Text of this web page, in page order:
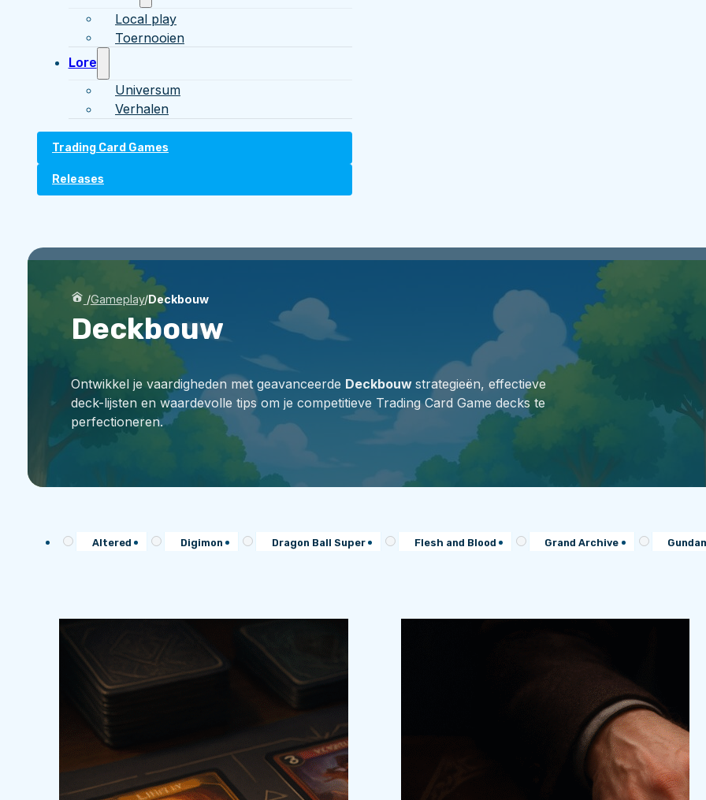
Local play
Toernooien
Lore
Universum
Verhalen
Trading Card Games
Releases
/Gameplay/Deckbouw
Deckbouw
Ontwikkel je vaardigheden met geavanceerde Deckbouw strategieën, effectieve
deck-lijsten en waardevolle tips om je competitieve Trading Card Game decks te
perfectioneren.
Altered Digimon Dragon Ball Super Flesh and Blood Grand Archive